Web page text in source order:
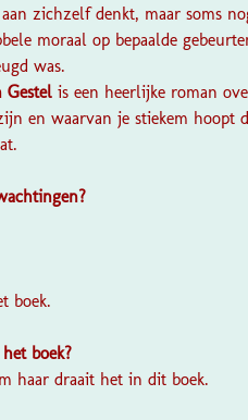
aan zichzelf denkt, maar soms
moraal op bepaalde
was.
Gestel is een heerlijke roman
en waarvan je stiekem
boek.
boek?
haar draait het in dit boek.